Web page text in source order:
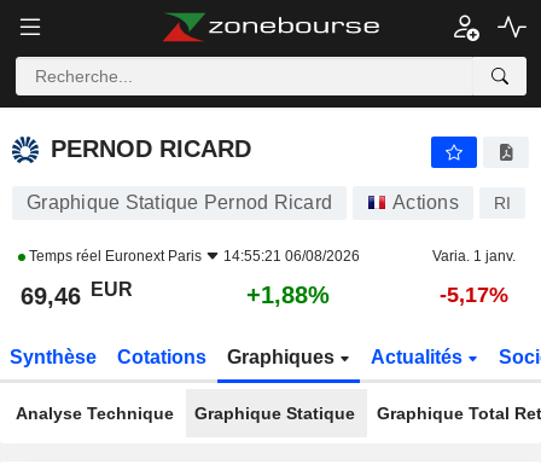
PERNOD RICARD
PERNOD RICARD
Graphique Statique Pernod Ricard Actions RI
Temps réel Euronext Paris 14:55:21 06/08/2026 Varia. 1 janv.
69,46 EUR +1,88% -5,17%
Synthèse Cotations Graphiques Actualités
Analyse Technique Graphique Statique Graphique Total